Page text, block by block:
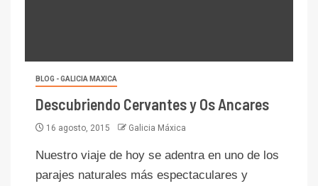
BLOG - GALICIA MAXICA
Descubriendo Cervantes y Os Ancares
16 agosto, 2015 Galicia Máxica
Nuestro viaje de hoy se adentra en uno de los
parajes naturales más espectaculares y